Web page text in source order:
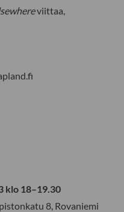
viittaa,
klo 18–19.30
8, Rovaniemi